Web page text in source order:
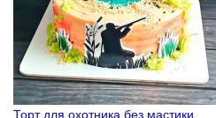
Торт для охотника без мастики